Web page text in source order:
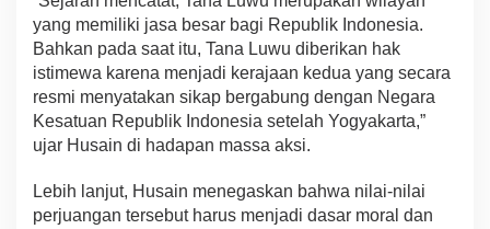
yang memiliki jasa besar bagi Republik Indonesia.
Bahkan pada saat itu, Tana Luwu diberikan hak
istimewa karena menjadi kerajaan kedua yang secara
resmi menyatakan sikap bergabung dengan Negara
Kesatuan Republik Indonesia setelah Yogyakarta,”
ujar Husain di hadapan massa aksi.
Lebih lanjut, Husain menegaskan bahwa nilai-nilai
perjuangan tersebut harus menjadi dasar moral dan